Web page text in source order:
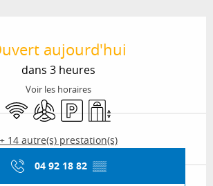
aujourd'hui
dans 3 heures
Voir les horaires
WiFi Air conditionné
ParkingAscenseur
+ 14 autre(s) prestation(s)
04 92 18 82 ▒▒